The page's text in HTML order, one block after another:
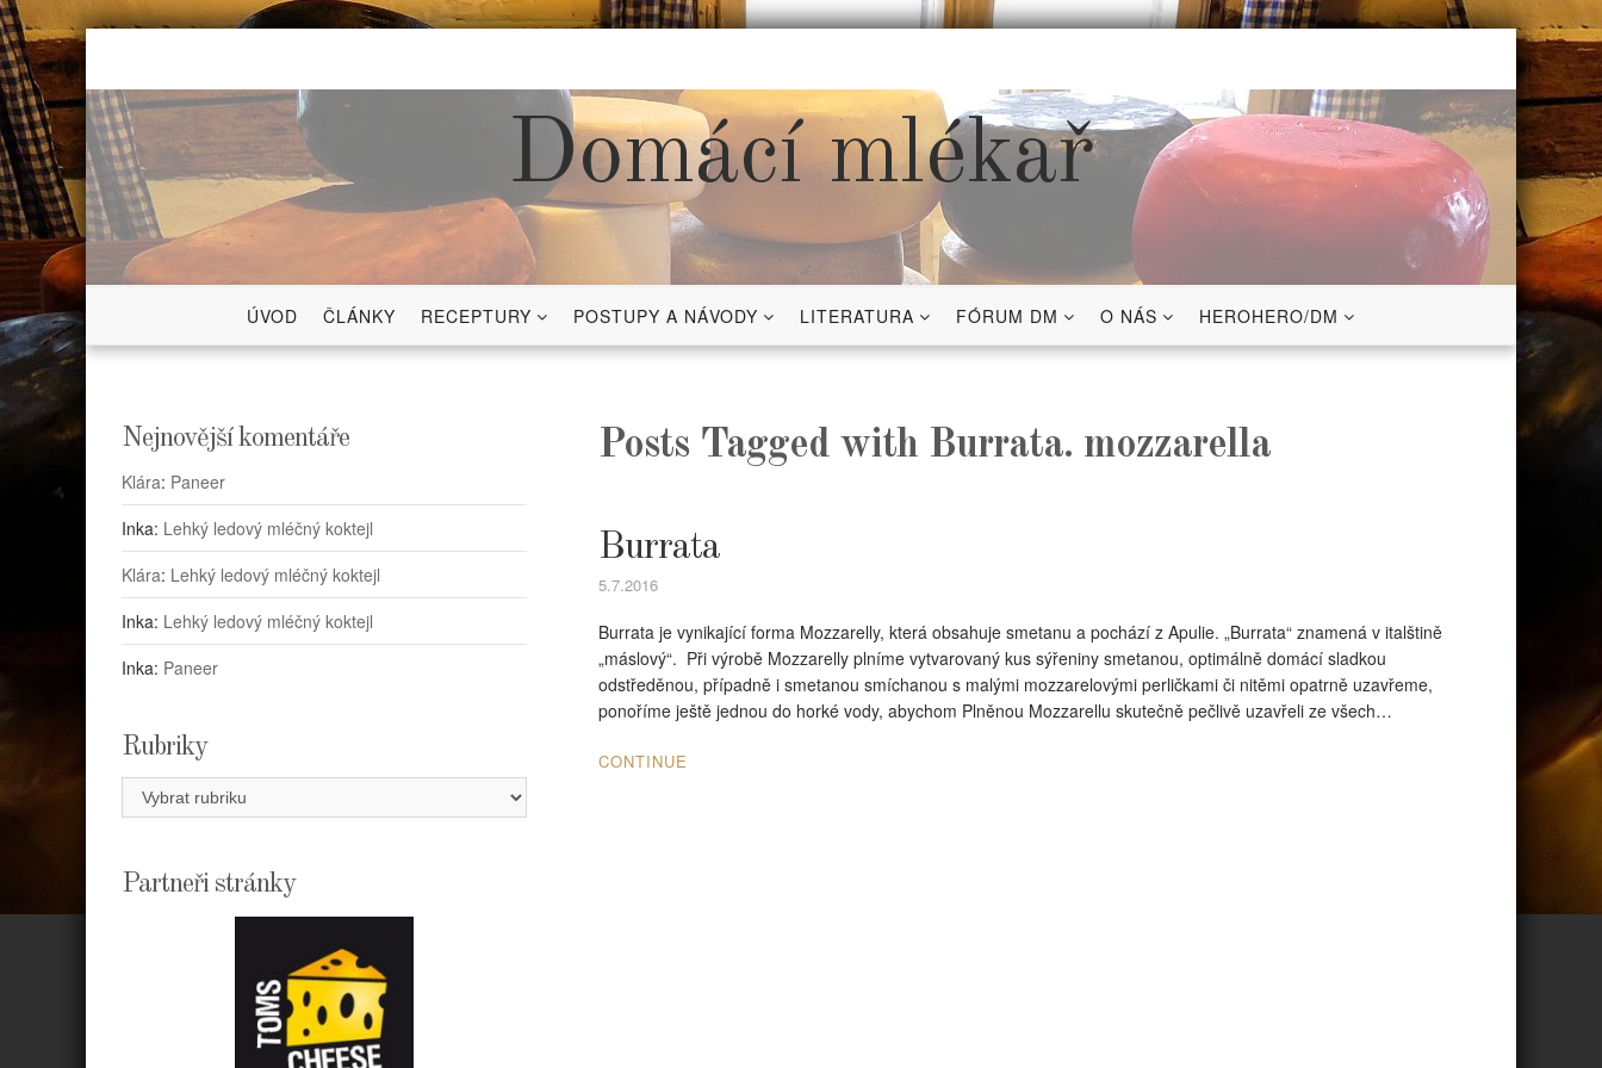
Skip
content
Domácí mlékař
ÚVOD ČLÁNKY RECEPTURY POSTUPY A NÁVODY LITERATURA FÓRUM DM O NÁS HEROHERO/DM
Posts Tagged with Burrata. mozzarella
Burrata
5.7.2016
Burrata je vynikající forma Mozzarelly, která obsahuje smetanu a pochází z Apulie. „Burrata“ znamená v italštině
„máslový“. Při výrobě Mozzarelly plníme vytvarovaný kus sýřeniny smetanou, optimálně domácí sladkou
odstředěnou, případně i smetanou smíchanou s malými mozzarelovými perličkami či nitěmi opatrně uzavřeme,
ponoříme ještě jednou do horké vody, abychom Plněnou Mozzarellu skutečně pečlivě uzavřeli ze všech…
CONTINUE
Nejnovější komentáře
Klára: Paneer
Inka: Lehký ledový mléčný koktejl
Klára: Lehký ledový mléčný koktejl
Inka: Lehký ledový mléčný koktejl
Inka: Paneer
Rubriky
Rubriky
Partneři stránky